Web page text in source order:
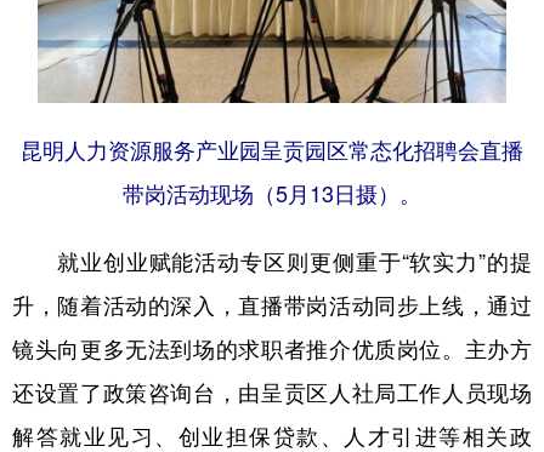
昆明人力资源服务产业园呈贡园区常态化招聘会直播
带岗活动现场（5月13日摄）。
就业创业赋能活动专区则更侧重于“软实力”的提
升，随着活动的深入，直播带岗活动同步上线，通过
镜头向更多无法到场的求职者推介优质岗位。主办方
还设置了政策咨询台，由呈贡区人社局工作人员现场
解答就业见习、创业担保贷款、人才引进等相关政